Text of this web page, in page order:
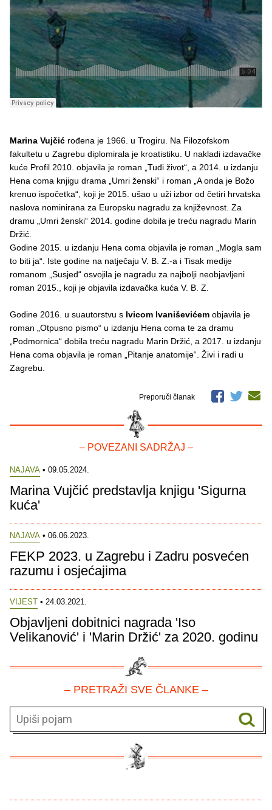
Marina Vujčić rođena je 1966. u Trogiru. Na Filozofskom
fakultetu u Zagrebu diplomirala je kroatistiku. U nakladi izdavačke
kuće Profil 2010. objavila je roman „Tuđi život“, a 2014. u izdanju
Hena coma knjigu drama „Umri ženski“ i roman „A onda je Božo
krenuo ispočetka“, koji je 2015. ušao u uži izbor od četiri hrvatska
naslova nominirana za Europsku nagradu za književnost. Za
dramu „Umri ženski“ 2014. godine dobila je treću nagradu Marin
Držić.
Godine 2015. u izdanju Hena coma objavila je roman „Mogla sam
to biti ja“. Iste godine na natječaju V. B. Z.-a i Tisak medije
romanom „Susjed“ osvojila je nagradu za najbolji neobjavljeni
roman 2015., koji je objavila izdavačka kuća V. B. Z.
Godine 2016. u suautorstvu s Ivicom Ivaniševićem objavila je
roman „Otpusno pismo“ u izdanju Hena coma te za dramu
„Podmornica“ dobila treću nagradu Marin Držić, a 2017. u izdanju
Hena coma objavila je roman „Pitanje anatomije“. Živi i radi u
Zagrebu.
Preporuči članak
– POVEZANI SADRŽAJ –
NAJAVA • 09.05.2024.
Marina Vujčić predstavlja knjigu 'Sigurna
kuća'
NAJAVA • 06.06.2023.
FEKP 2023. u Zagrebu i Zadru posvećen
razumu i osjećajima
VIJEST • 24.03.2021.
Objavljeni dobitnici nagrada 'Iso
Velikanović' i 'Marin Držić' za 2020. godinu
– PRETRAŽI SVE ČLANKE –